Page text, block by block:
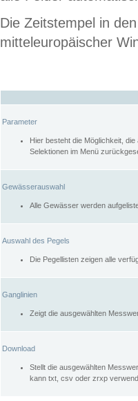
Die Zeitstempel in
mitteleuropäischer
Parameter
Hier besteht die Möglichkeit,
Selektionen im Menü
Gewässerauswahl
Alle Gewässer werden
Auswahl des Pegels
Die Pegellisten zeigen alle
Ganglinien
Zeigt die ausgewählten
Download
Stellt die ausgewählten
kann txt, csv oder zrxp